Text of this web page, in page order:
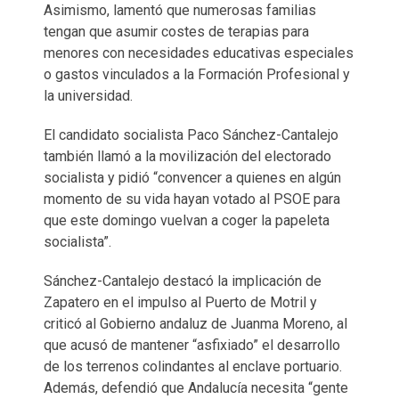
Asimismo, lamentó que numerosas familias
tengan que asumir costes de terapias para
menores con necesidades educativas especiales
o gastos vinculados a la Formación Profesional y
la universidad.
El candidato socialista Paco Sánchez-Cantalejo
también llamó a la movilización del electorado
socialista y pidió “convencer a quienes en algún
momento de su vida hayan votado al PSOE para
que este domingo vuelvan a coger la papeleta
socialista”.
Sánchez-Cantalejo destacó la implicación de
Zapatero en el impulso al Puerto de Motril y
criticó al Gobierno andaluz de Juanma Moreno, al
que acusó de mantener “asfixiado” el desarrollo
de los terrenos colindantes al enclave portuario.
Además, defendió que Andalucía necesita “gente